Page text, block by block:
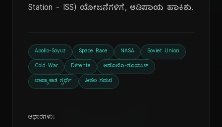
Station - ISS) ಯೋಜನೆಗಳಿಗೆ, ಅಡಿಪಾಯ ಹಾಕಿತು.
Apollo-Soyuz Space Race NASA Soviet Union
Cold War Détente ಅಪೊಲೊ-ಸೊಯುಜ್
ಬಾಹ್ಯಾಕಾಶ ಸ್ಪರ್ಧೆ ಶೀತಲ ಸಮರ
ಆಧಾರಗಳು: